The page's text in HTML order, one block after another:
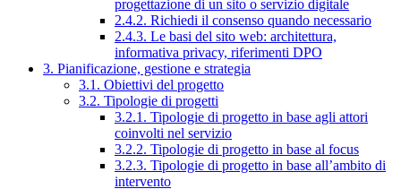
progettazione di un sito o servizio digitale
2.4.2. Richiedi il consenso quando necessario
2.4.3. Le basi del sito web: architettura,
informativa privacy, riferimenti DPO
3. Pianificazione, gestione e strategia
3.1. Obiettivi del progetto
3.2. Tipologie di progetti
3.2.1. Tipologie di progetto in base agli attori
coinvolti nel servizio
3.2.2. Tipologie di progetto in base al focus
3.2.3. Tipologie di progetto in base all’ambito di
intervento